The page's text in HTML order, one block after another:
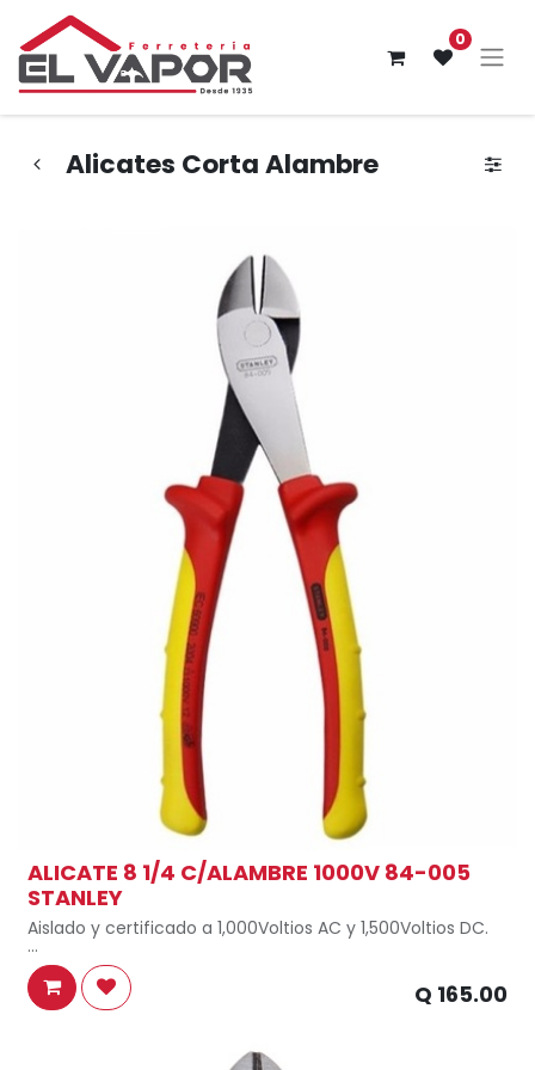
0
Alicates Corta Alambre
ALICATE 8 1/4 C/ALAMBRE 1000V 84-005
STANLEY
Aislado y certificado a 1,000Voltios AC y 1,500Voltios DC.
Se puede utilizar con corriente viva a 1.000 voltios.
Ensamblada con articulación interlazada para mejores
cortes.
Fabricados en acero con alto contenido de cromo con
Q 165.00